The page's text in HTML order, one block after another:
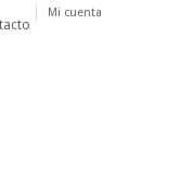
Mi cuenta